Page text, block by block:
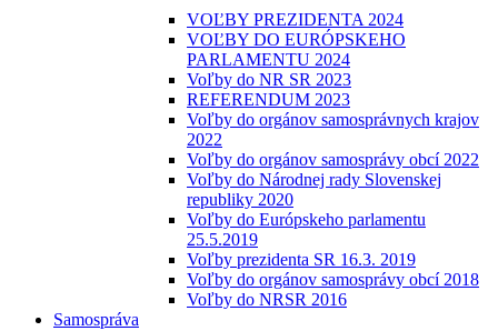
VOĽBY PREZIDENTA 2024
VOĽBY DO EURÓPSKEHO
PARLAMENTU 2024
Voľby do NR SR 2023
REFERENDUM 2023
Voľby do orgánov samosprávnych krajov
2022
Voľby do orgánov samosprávy obcí 2022
Voľby do Národnej rady Slovenskej
republiky 2020
Voľby do Európskeho parlamentu
25.5.2019
Voľby prezidenta SR 16.3. 2019
Voľby do orgánov samosprávy obcí 2018
Voľby do NRSR 2016
Samospráva